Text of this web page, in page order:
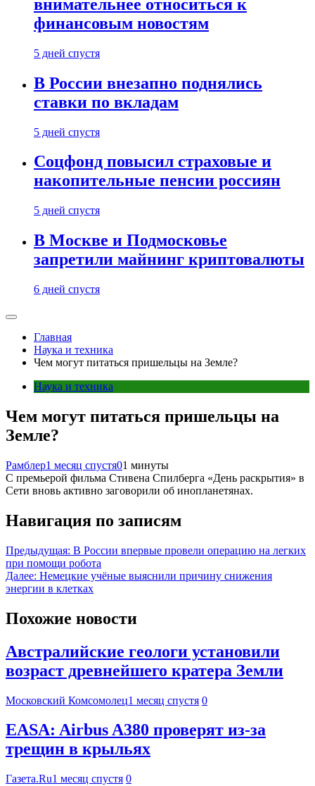
внимательнее относиться к
финансовым новостям
5 дней спустя
В России внезапно поднялись
ставки по вкладам
5 дней спустя
Соцфонд повысил страховые и
накопительные пенсии россиян
5 дней спустя
В Москве и Подмосковье
запретили майнинг криптовалюты
6 дней спустя
Главная
Наука и техника
Чем могут питаться пришельцы на Земле?
Наука и техника
Чем могут питаться пришельцы на
Земле?
Рамблер1 месяц спустя01 минуты
С премьерой фильма Стивена Спилберга «День раскрытия» в
Сети вновь активно заговорили об инопланетянах.
Навигация по записям
Предыдущая: В России впервые провели операцию на легких
при помощи робота
Далее: Немецкие учёные выяснили причину снижения
энергии в клетках
Похожие новости
Австралийские геологи установили
возраст древнейшего кратера Земли
Московский Комсомолец1 месяц спустя 0
EASA: Airbus A380 проверят из-за
трещин в крыльях
Газета.Ru1 месяц спустя 0